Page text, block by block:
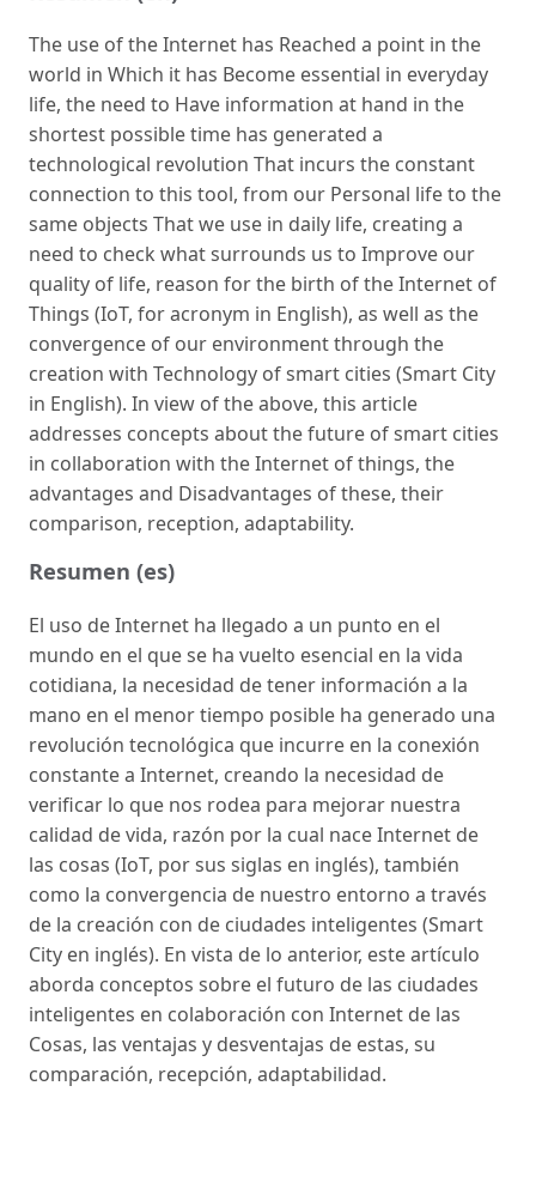
The use of the Internet has Reached a point in the
world in Which it has Become essential in everyday
life, the need to Have information at hand in the
shortest possible time has generated a
technological revolution That incurs the constant
connection to this tool, from our Personal life to the
same objects That we use in daily life, creating a
need to check what surrounds us to Improve our
quality of life, reason for the birth of the Internet of
Things (IoT, for acronym in English), as well as the
convergence of our environment through the
creation with Technology of smart cities (Smart City
in English). In view of the above, this article
addresses concepts about the future of smart cities
in collaboration with the Internet of things, the
advantages and Disadvantages of these, their
comparison, reception, adaptability.
Resumen (es)
El uso de Internet ha llegado a un punto en el
mundo en el que se ha vuelto esencial en la vida
cotidiana, la necesidad de tener información a la
mano en el menor tiempo posible ha generado una
revolución tecnológica que incurre en la conexión
constante a Internet, creando la necesidad de
verificar lo que nos rodea para mejorar nuestra
calidad de vida, razón por la cual nace Internet de
las cosas (IoT, por sus siglas en inglés), también
como la convergencia de nuestro entorno a través
de la creación con de ciudades inteligentes (Smart
City en inglés). En vista de lo anterior, este artículo
aborda conceptos sobre el futuro de las ciudades
inteligentes en colaboración con Internet de las
Cosas, las ventajas y desventajas de estas, su
comparación, recepción, adaptabilidad.